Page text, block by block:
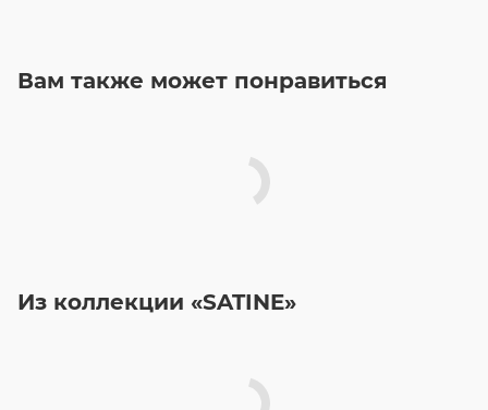
Вам также может понравиться
Из коллекции «SATINE»